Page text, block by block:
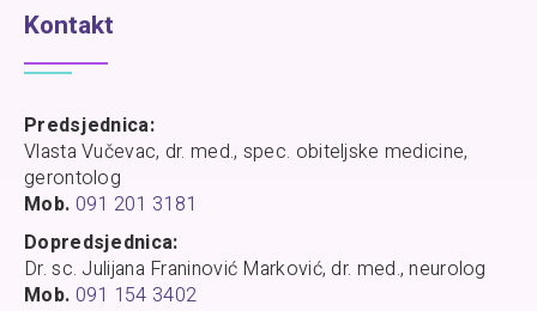
Kontakt
Predsjednica:
Vlasta Vučevac, dr. med., spec. obiteljske medicine,
gerontolog
Mob. 091 201 3181
Dopredsjednica:
Dr. sc. Julijana Franinović Marković, dr. med., neurolog
Mob. 091 154 3402